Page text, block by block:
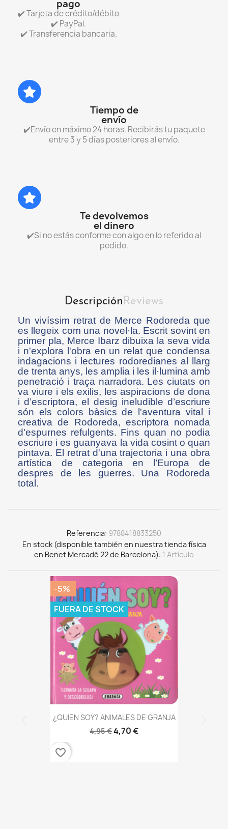
pago
✔️ Tarjeta de crédito/débito
✔️ PayPal.
✔️ Transferencia bancaria.
Tiempo de
envío
✔️Envío en máximo 24 horas. Recibirás tu paquete
entre 3 y 5 días posteriores al envío.
Te devolvemos
el dinero
✔️Si no estás conforme con algo en lo referido al
pedido.
DescripciónReviews
Un vivíssim retrat de Merce Rodoreda que
es llegeix com una novel·la. Escrit sovint en
primer pla, Merce Ibarz dibuixa la seva vida
i n'explora l'obra en un relat que condensa
indagacions i lectures rodoredianes al llarg
de trenta anys, les amplia i les il·lumina amb
penetració i traça narradora. Les ciutats on
va viure i els exilis, les aspiracions de dona
i d’escriptora, el desig ineludible d’escriure
són els colors bàsics de l'aventura vital i
creativa de Rodoreda, escriptora nomada
d'espurnes refulgents. Fins quan no podia
escriure i es guanyava la vida cosint o quan
pintava. El retrat d'una trajectoria i una obra
artística de categoria en l’Europa de
despres de les guerres. Una Rodoreda
total.
Referencia 9788418833250
En stock (disponible también en nuestra tienda física
en Benet Mercadé 22 de Barcelona) 1 Artículo
¿QUIEN SOY? ANIMALES DE GRANJA
4,95 €4,70 €
-5%
FUERA DE STOCK
favorite_border